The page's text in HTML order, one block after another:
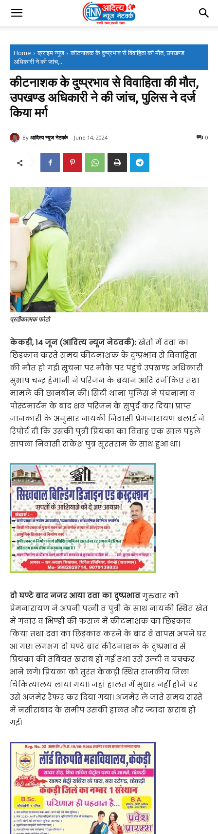
Home क्राइम न्यूज
कीटनाशक के दुष्प्रभाव से विवाहिता की मौत, उपखण्ड
अधिकारी ने की जांच,...
कीटनाशक के दुष्प्रभाव से विवाहिता की मौत,
उपखण्ड अधिकारी ने की जांच, पुलिस ने दर्ज
किया मर्ग
By आदित्य न्यूज नेटवर्क June 14, 2024 0
प्रतीकात्मक फोटो
केकड़ी, 14 जून (आदित्य न्यूज नेटवर्क):खेतों में दवा का
छिड़काव करते समय कीटनाशक के दुष्प्रभाव से विवाहिता
की मौत हो गई। सूचना पर मौके पर पहुंचे उपखण्ड अधिकारी
सुभाष चन्द्र हेमानी ने परिजन के बयान आदि दर्ज किए तथा
मामले की छानबीन की। सिटी थाना पुलिस ने पंचनामा व
पोस्टमार्टम के बाद शव परिजन के सुपुर्द कर दिया। प्राप्त
जानकारी के अनुसार नायकी निवासी प्रेमनारायण बलाई ने
रिपोर्ट दी कि उसकी पुत्री प्रियंका का विवाह एक साल पहले
सांपला निवासी राकेश पुत्र सूरतराम के साथ हुआ था।
दो घण्टे बाद नजर आया दवा का दुष्प्रभावगुरुवार को
प्रेमनारायण ने अपनी पत्नी व पुत्री के साथ नायकी स्थित खेत
में गंवार व भिण्डी की फसल में कीटनाशक का छिड़काव
किया तथा दवा का छिड़काव करने के बाद वे वापस अपने घर
आ गए। लगभग दो घण्टे बाद कीटनाशक के दुष्प्रभाव से
प्रियंका की तबियत खराब हो गई तथा उसे उल्टी व चक्कर
आने लगे। प्रियंका को तुरंत केकड़ी स्थित राजकीय जिला
चिकित्यालय लाया गया। जहां हालत में सुधार नहीं होने पर
उसे अजमेर रैफर कर दिया गया। अजमेर ले जाते समय रास्ते
में नसीराबाद के समीप उसकी हालत और ज्यादा खराब हो
गई।